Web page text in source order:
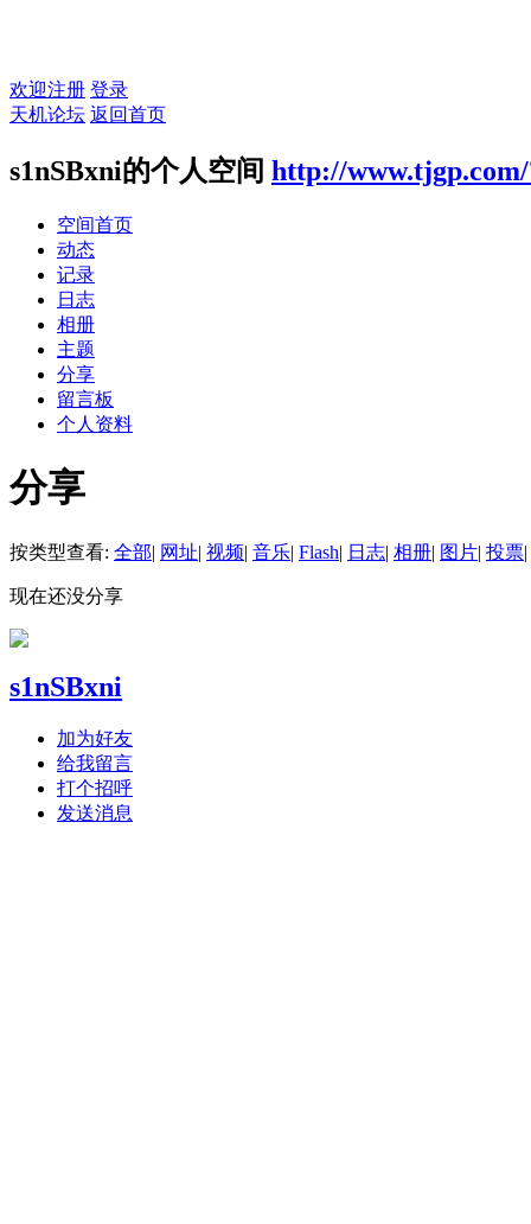
欢迎注册 登录
天机论坛 返回首页
s1nSBxni的个人空间 http://www.tjgp.com/
空间首页
动态
记录
日志
相册
主题
分享
留言板
个人资料
分享
按类型查看: 全部| 网址| 视频| 音乐| Flash| 日志| 相册| 图片| 投票|
现在还没分享
s1nSBxni
加为好友
给我留言
打个招呼
发送消息